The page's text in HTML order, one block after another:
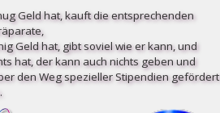
Geld hat, kauft die entsprechenden
Geld hat, gibt soviel wie er kann, und
hat, der kann auch nichts geben und
den Weg spezieller Stipendien gefördert